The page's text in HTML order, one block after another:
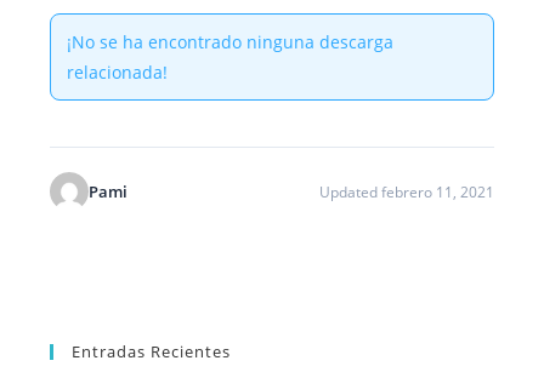
¡No se ha encontrado ninguna descarga
relacionada!
Pami Updated febrero 11, 2021
Entradas Recientes